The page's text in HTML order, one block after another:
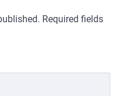
Required fields